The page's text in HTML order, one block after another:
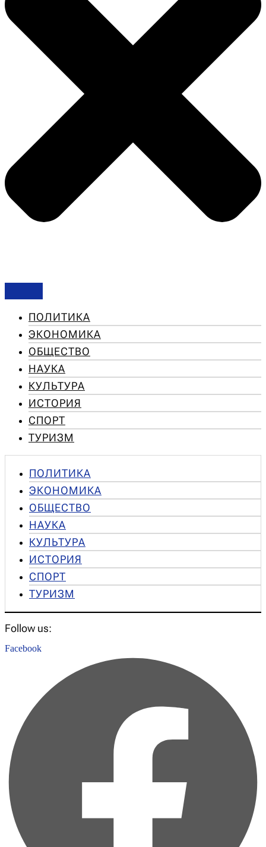
ПОЛИТИКА
ЭКОНОМИКА
ОБЩЕСТВО
НАУКА
КУЛЬТУРА
ИСТОРИЯ
СПОРТ
ТУРИЗМ
ПОЛИТИКА
ЭКОНОМИКА
ОБЩЕСТВО
НАУКА
КУЛЬТУРА
ИСТОРИЯ
СПОРТ
ТУРИЗМ
Follow us:
Facebook